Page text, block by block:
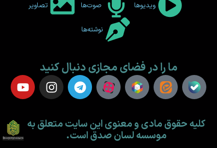
ویدیوها صوت‌ها تصاویر
نوشته‌ها
ما را در فضای مجازی دنبال کنید
کلیه حقوق مادی و معنوی این سایت متعلق به
موسسه لسان صدق است.